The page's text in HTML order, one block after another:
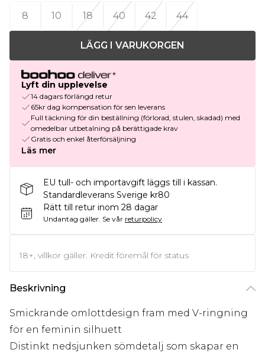
8
10 18 40 42 44
LÄGG I VARUKORGEN
Lyft din upplevelse
14 dagars förlängd retur
65kr dag kompensation för sen leverans
Full täckning för din beställning (förlorad, stulen, skadad) med
omedelbar utbetalning på berättigade krav
Gratis och enkel återförsäljning
Läs mer
EU tull- och importavgift läggs till i kassan.
Standardleverans Sverige kr80
Rätt till retur inom 28 dagar
Undantag gäller. Se vår returpolicy
18+, villkor gäller. Kredit föremål för status
Beskrivning
Smickrande omlottdesign fram med V-ringning
för en feminin silhuett
Distinkt nedsjunken sömdetalj som skapar en